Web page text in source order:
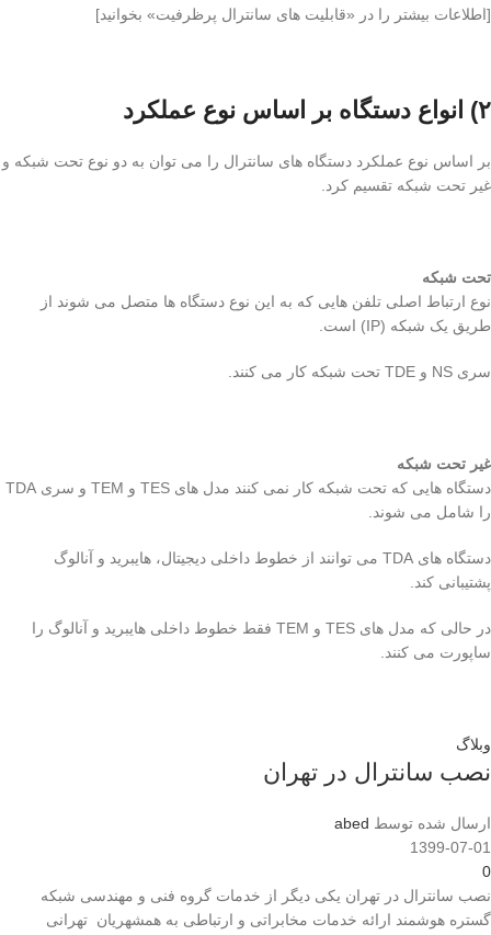
[اطلاعات بیشتر را در «قابلیت های سانترال پرظرفیت» بخوانید]
۲) انواع دستگاه بر اساس نوع عملکرد
بر اساس نوع عملکرد دستگاه های سانترال را می توان به دو نوع تحت شبکه و
غیر تحت شبکه تقسیم کرد.
تحت شبکه
نوع ارتباط اصلی تلفن هایی که به این نوع دستگاه ها متصل می شوند از
طریق یک شبکه (IP) است.
سری NS و TDE تحت شبکه کار می کنند.
غیر تحت شبکه
دستگاه هایی که تحت شبکه کار نمی کنند مدل های TES و TEM و سری TDA
را شامل می شوند.
دستگاه های TDA می توانند از خطوط داخلی دیجیتال، هایبرید و آنالوگ
پشتیبانی کند.
در حالی که مدل های TES و TEM فقط خطوط داخلی هایبرید و آنالوگ را
ساپورت می کنند.
وبلاگ
نصب سانترال در تهران
ارسال شده توسط abed
1399-07-01
0
نصب سانترال در تهران یکی دیگر از خدمات گروه فنی و مهندسی شبکه
گستره هوشمند ارائه خدمات مخابراتی و ارتباطی به همشهریان تهرانی